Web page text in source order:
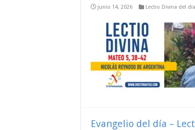
junio 14, 2026 Lectio Divina del
Evangelio del día –